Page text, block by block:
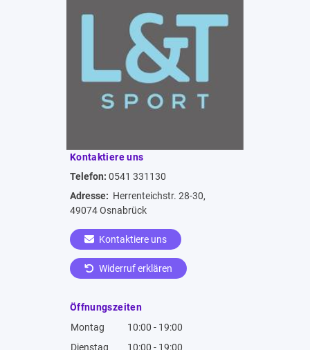
Kontaktiere uns
Telefon: 0541 331130
Adresse: Herrenteichstr. 28-30,
49074 Osnabrück
Kontaktiere uns
Widerruf erklären
Öffnungszeiten
Montag
10:00 - 19:00
Dienstag
10:00 - 19:00